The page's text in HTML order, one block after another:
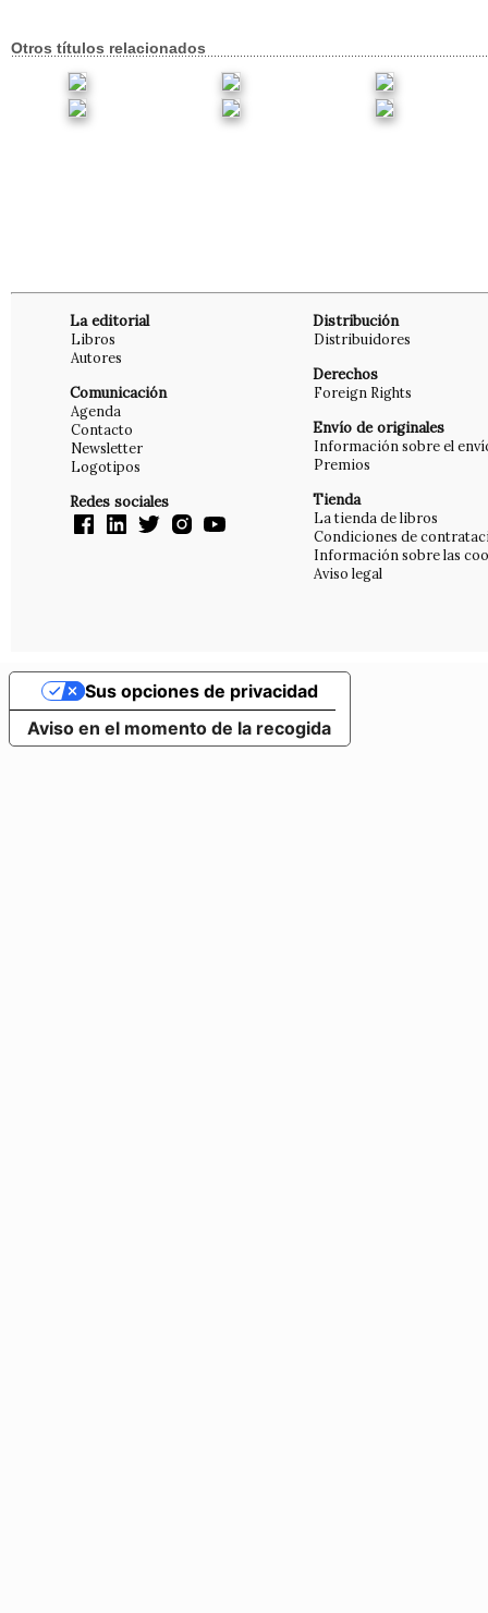
Otros títulos relacionados
La editorial
Libros
Autores
Comunicación
Agenda
Contacto
Newsletter
Logotipos
Redes sociales
Distribución
Distribuidores
Derechos
Foreign Rights
Envío de originales
Información sobre el
Premios
Tienda
La tienda de libros
Condiciones de
Información sobre las
Aviso legal
Aviso en el momento de la recogida
Sus opciones de privacidad